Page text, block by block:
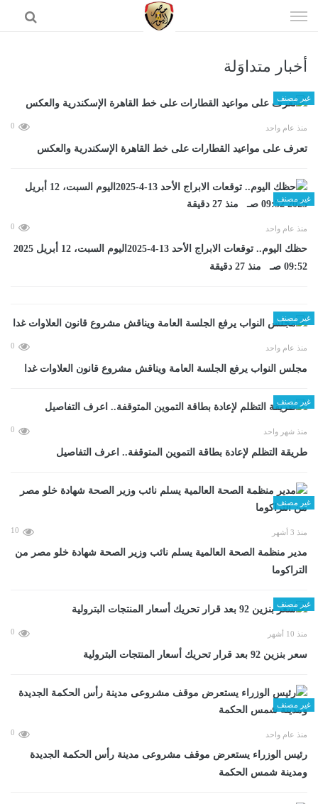
الى
أخبار متداوَلة
غير مصنف
منذ عام واحد 0
تعرف على مواعيد القطارات على خط القاهرة الإسكندرية والعكس
غير مصنف
منذ عام واحد 0
حظك اليوم.. توقعات الابراج الأحد 13-4-2025اليوم السبت، 12 أبريل 2025
09:52 صـ منذ 27 دقيقة
غير مصنف
منذ عام واحد 0
مجلس النواب يرفع الجلسة العامة ويناقش مشروع قانون العلاوات غدا
غير مصنف
منذ شهر واحد 0
طريقة التظلم لإعادة بطاقة التموين المتوقفة.. اعرف التفاصيل
غير مصنف
منذ 3 أشهر 10
مدير منظمة الصحة العالمية يسلم نائب وزير الصحة شهادة خلو مصر من
التراكوما
غير مصنف
منذ 10 أشهر 0
سعر بنزين 92 بعد قرار تحريك أسعار المنتجات البترولية
غير مصنف
منذ عام واحد 0
رئيس الوزراء يستعرض موقف مشروعى مدينة رأس الحكمة الجديدة
ومدينة شمس الحكمة